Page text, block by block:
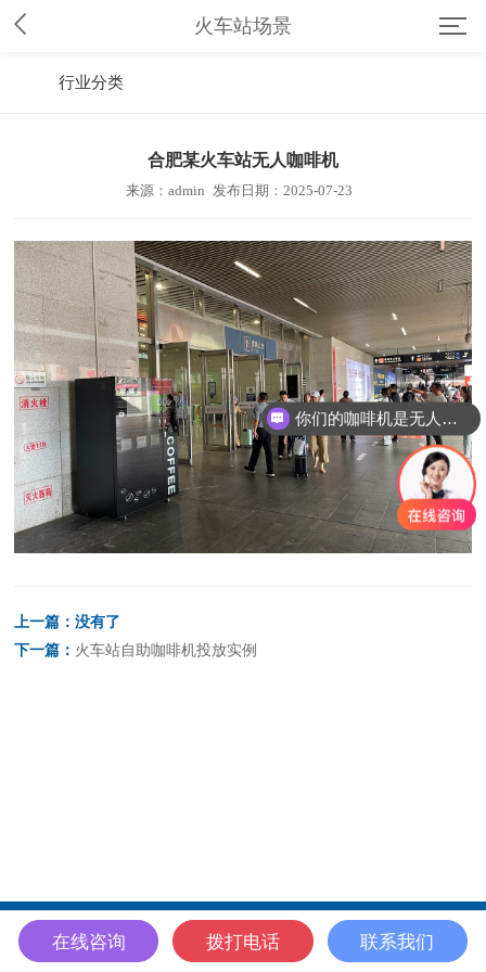
火车站场景
行业分类
合肥某火车站无人咖啡机
来源：admin 发布日期：2025-07-23
上一篇：没有了
下一篇： 火车站自助咖啡机投放实例
首页 电话咨询 微信咨询 联系我们
你们厂区在哪里？
在线咨询 拨打电话 联系我们